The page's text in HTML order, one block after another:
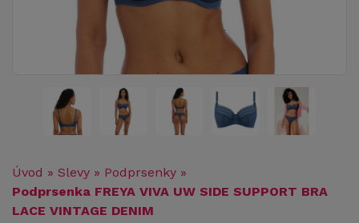
Úvod » Slevy » Podprsenky »
Podprsenka FREYA VIVA UW SIDE SUPPORT BRA
LACE VINTAGE DENIM